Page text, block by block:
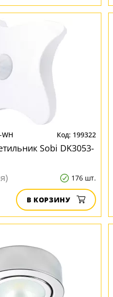
199322
Sobi DK3053-
176 шт.
В КОРЗИНУ